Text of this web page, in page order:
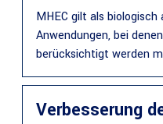
MHEC gilt als biologisch
Anwendungen, bei
berücksichtigt werden
Verbesserung